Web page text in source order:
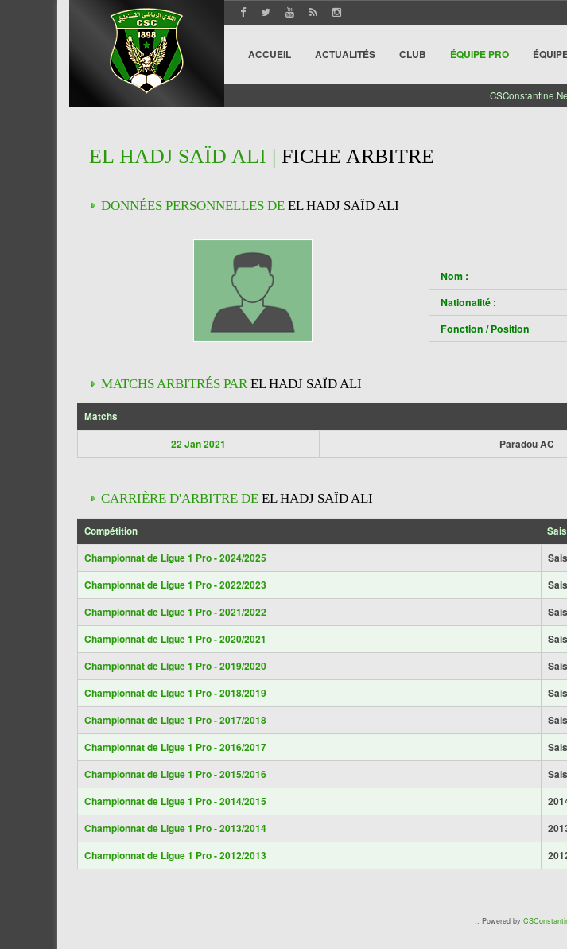
ACCUEIL ACTUALITÉS CLUB ÉQUIPE PRO
EL HADJ SAÏD ALI | FICHE ARBITRE
DONNÉES PERSONNELLES DE EL HADJ SAÏD ALI
Nom :
Nationalité :
Fonction / Position
MATCHS ARBITRÉS PAREL HADJ SAÏD ALI
Matchs
22 Jan 2021 Paradou AC
CARRIÈRE D'ARBITRE DE EL HADJ SAÏD ALI
Compétition
Championnat de Ligue 1 Pro - 2024/2025
Championnat de Ligue 1 Pro - 2022/2023
Championnat de Ligue 1 Pro - 2021/2022
Championnat de Ligue 1 Pro - 2020/2021
Championnat de Ligue 1 Pro - 2019/2020
Championnat de Ligue 1 Pro - 2018/2019
Championnat de Ligue 1 Pro - 2017/2018
Championnat de Ligue 1 Pro - 2016/2017
Championnat de Ligue 1 Pro - 2015/2016
Championnat de Ligue 1 Pro - 2014/2015
Championnat de Ligue 1 Pro - 2013/2014
Championnat de Ligue 1 Pro - 2012/2013
:: Powered by